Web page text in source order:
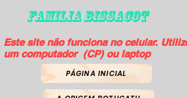
FAMILIA BISSACOT
Este site não funciona no celular. Utilize
um computador (CP) ou laptop
PÁGINA INICIAL